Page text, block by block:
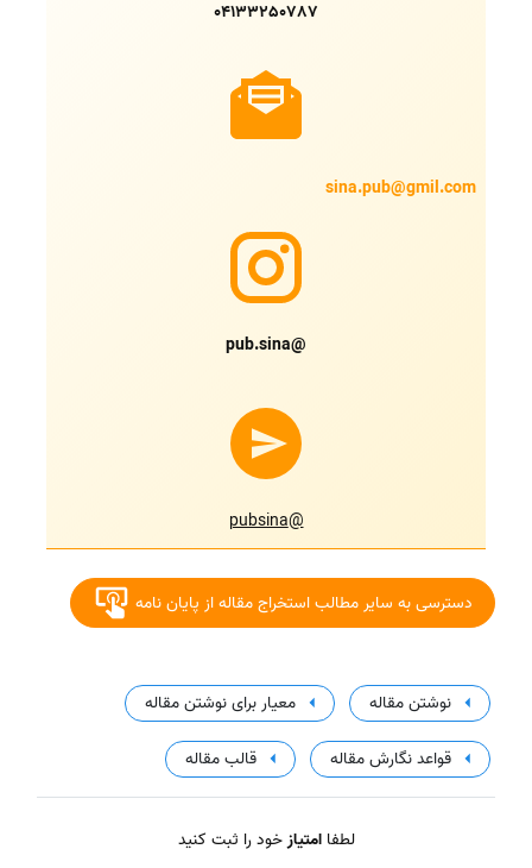
04133250787
sina.pub@gmil.com
@pub.sina
@pubsina
دسترسی به سایر مطالب استخراج مقاله از پایان نامه
نوشتن مقاله معیار برای نوشتن مقاله
قواعد نگارش مقاله قالب مقاله
لطفاامتیازخود را ثبت کنید